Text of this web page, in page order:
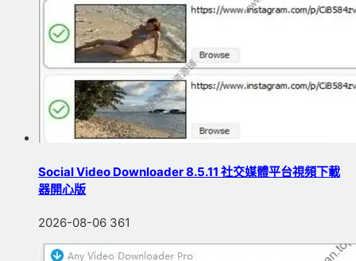
Social Video Downloader 8.5.11 社交媒體平台視頻下載
器開心版
2026-08-06 361